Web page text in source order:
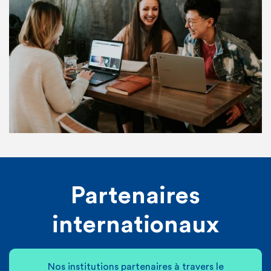
bourse d’étude soit via l’agence Erasmus soit via les
fonds de mobilité de la Communauté Française de
Belgique.
Partenaires
internationaux
Nos institutions partenaires à travers le